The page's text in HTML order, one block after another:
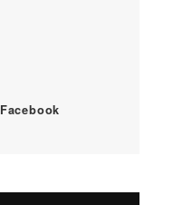
Facebook